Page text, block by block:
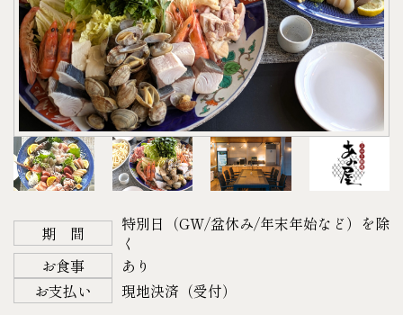
14日前より ２０%
7日前より ５０%
当 日 １００%
不 泊 １００%
※写真はイメージです。内容が変わる場合がありま
す。
♬サプライズ・記念日のご相談承ります♬
ズ、、、などの特別な演出に！
ご予算等に応じて相談承ります。ご希望の場合はお
気軽にお問い合わせください。
●写真はイメージです。お客様自身で土鍋に材料を
入れていただくようになります。
●上記ご利用の場合は4日前までに連絡下さい。（キ
ャンセル不可）
以降になりますとご準備できない場合がございま
すのでご了承下さい。
●物価高騰の影響により、販売価格を改定させてい
ただく場合がございます。予めご理解ご了承くださ
＜宿泊＞
平日 36,300円（税込）
土・日・祝日 44,000円（税込）
・キリン 氷結（レモン・グレープフルーツ）
・サントリー 角ハイボール
・ほろよい（カシオレ・白いサワー・もも）
・檸檬堂（定番）
各350㎖
〈B.アルコール〉
・アサヒスーパードライ 350㎖
・プレミアムモルツ 350㎖
・キリン スミノフアイスオリジナル 275㎖
〈C.ソフトドリンク〉
・お茶
期 間
特別日（GW/盆休み/年末年始など）を除
く
お食事
あり
お支払い
現地決済（受付）